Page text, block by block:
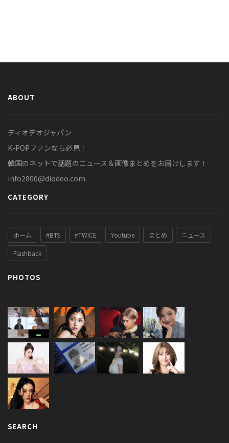
ABOUT
ディオデオジャパン
K-POPファンなら必見！
韓国のネットで話題のニュース＆画像まとめをお届けします！
info2800@diodeo.com
CATEGORY
ホーム #BTS #TWICE Youtube まとめ ニュース
Flashback
PHOTOS
SEARCH